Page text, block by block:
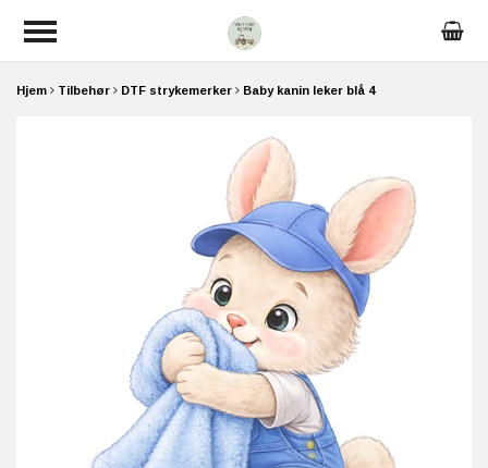
Hjem Tilbehør DTF strykemerker Baby kanin leker blå 4